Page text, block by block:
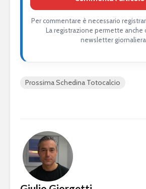
Per commentare è necessario
La registrazione permette anche
newsletter
Prossima Schedina Totocalcio